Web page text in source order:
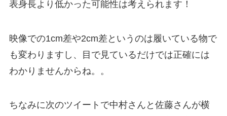
表身長より低かった可能性は考えられます！
映像での1cm差や2cm差というのは履いている物で
も変わりますし、目で見ているだけでは正確には
わかりませんからね。。
ちなみに次のツイートで中村さんと佐藤さんが横